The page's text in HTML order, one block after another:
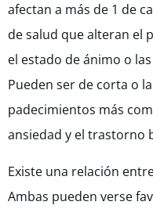
afectan a más de 1 de
de salud que alteran el
el estado de ánimo o
Pueden ser de corta o
padecimientos más
ansiedad y el trastorno
Existe una relación
Ambas pueden verse